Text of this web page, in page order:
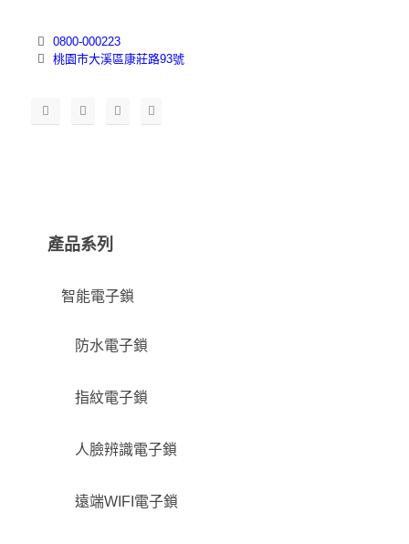
0800-000223
桃園市大溪區康莊路93號
產品系列
智能電子鎖
防水電子鎖
指紋電子鎖
人臉辨識電子鎖
遠端WIFI電子鎖